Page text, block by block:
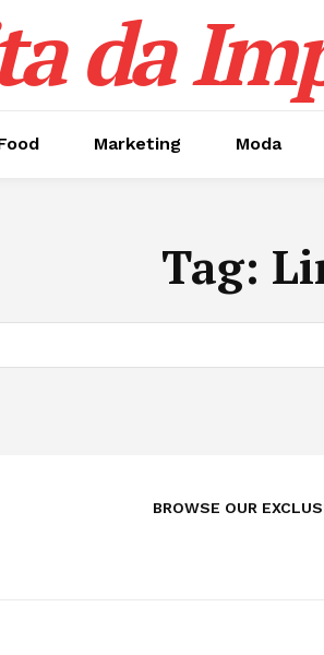
da
Marketing Moda
Tag:
BROWSE OUR